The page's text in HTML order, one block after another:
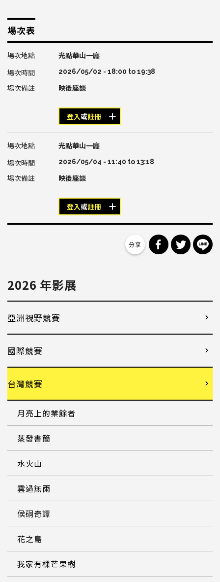
場次表
光點華山一廳
2026/05/02 - 18:00 to19:38
映後座談
登入或註冊
光點華山一廳
2026/05/04 - 11:40 to13:18
映後座談
登入或註冊
分享到分享到
2026 年影展
亞洲視野競賽
國際競賽
台灣競賽
月亮上的業餘者
蒸發書簡
水火山
雲過無雨
侯硐奇譚
花之島
我家有棵芒果樹